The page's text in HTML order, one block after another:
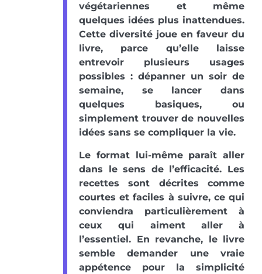
végétariennes et même
quelques idées plus inattendues.
Cette diversité joue en faveur du
livre, parce qu’elle laisse
entrevoir plusieurs usages
possibles : dépanner un soir de
semaine, se lancer dans
quelques basiques, ou
simplement trouver de nouvelles
idées sans se compliquer la vie.
Le format lui-même paraît aller
dans le sens de l’efficacité. Les
recettes sont décrites comme
courtes et faciles à suivre, ce qui
conviendra particulièrement à
ceux qui aiment aller à
l’essentiel. En revanche, le livre
semble demander une vraie
appétence pour la simplicité